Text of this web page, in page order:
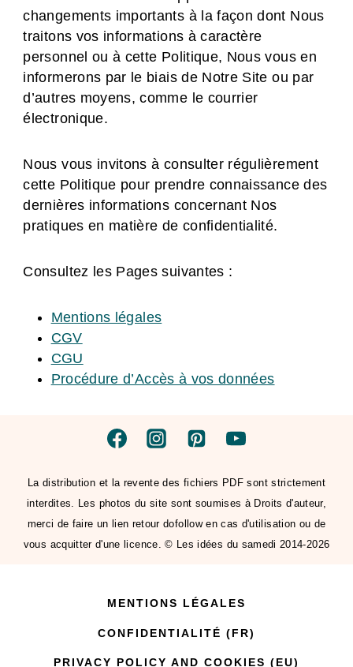
changements importants à la façon dont Nous
traitons vos informations à caractère
personnel ou à cette Politique, Nous vous en
informerons par le biais de Notre Site ou par
d’autres moyens, comme le courrier
électronique.
Nous vous invitons à consulter régulièrement
cette Politique pour prendre connaissance des
dernières informations concernant Nos
pratiques en matière de confidentialité.
Consultez les Pages suivantes :
Mentions légales
CGV
CGU
Procédure d’Accès à vos données
La distribution et la revente des fichiers PDF sont strictement
interdites. Les photos du site sont soumises à Droits d'auteur,
merci de faire un lien retour dofollow en cas d'utilisation ou de
vous acquitter d'une licence. © Les idées du samedi 2014-2026
MENTIONS LÉGALES
CONFIDENTIALITÉ (FR)
PRIVACY POLICY AND COOKIES (EU)